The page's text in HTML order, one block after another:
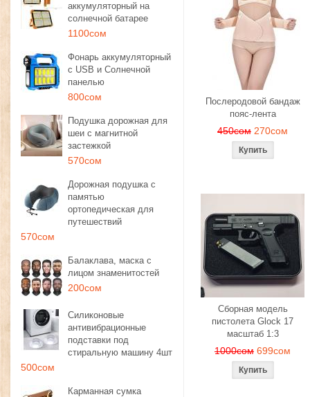
аккумуляторный на
солнечной батарее
1100сом
Фонарь аккумуляторный
с USB и Солнечной
панелью
800сом
Подушка дорожная для
шеи с магнитной
застежкой
570сом
Дорожная подушка с
памятью
ортопедическая для
путешествий
570сом
Балаклава, маска с
лицом знаменитостей
200сом
Силиконовые
антивибрационные
подставки под
стиральную машину 4шт
500сом
Карманная сумка
Послеродовой бандаж
пояс-лента
450сом 270сом
Сборная модель
пистолета Glock 17
масштаб 1:3
1000сом 699сом